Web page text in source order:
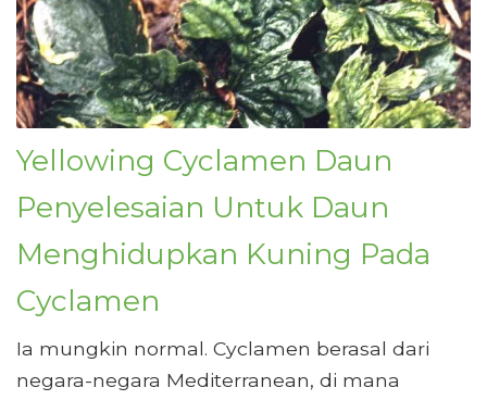
Yellowing Cyclamen Daun
Penyelesaian Untuk Daun
Menghidupkan Kuning Pada
Cyclamen
Ia mungkin normal. Cyclamen berasal dari
negara-negara Mediterranean, di mana